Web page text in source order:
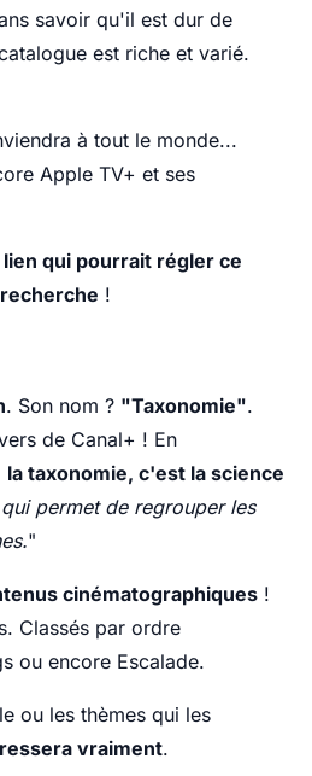
savoir qu'il est dur de
est riche et varié.
à tout le monde...
Apple TV+ et ses
qui pourrait régler ce
!
. Son nom ? "Taxonomie".
de Canal+ ! En
la taxonomie, c'est la science
permet de regrouper les
"
cinématographiques !
Classés par ordre
ou encore Escalade.
ou les thèmes qui les
vraiment.